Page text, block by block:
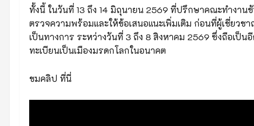
ทั้งนี้ ในวันที่ 13 ถึง 14 มิถุนายน 2569 ที่ปรึกษาคณะทำงาน
ตรวจความพร้อมและให้ข้อเสนอแนะเพิ่มเติม ก่อนที่ผู้เชี่ยวช
เป็นทางการ ระหว่างวันที่ 3 ถึง 8 สิงหาคม 2569 ซึ่งถือเป็
ทะเบียนเป็นเมืองมรดกโลกในอนาคต
ชมคลิป ที่นี่